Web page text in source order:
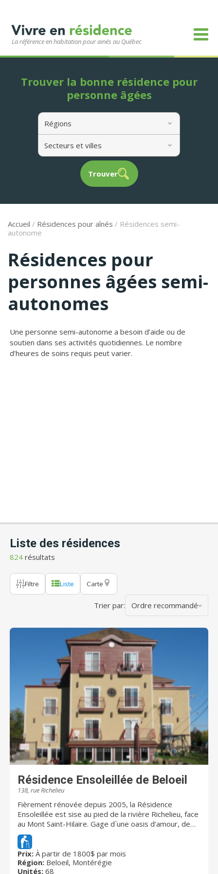
La référence en habitation pour ainés au Québec
Régions
Secteurs et villes
Trouver
Trouver la bonne résidence pour
personne âgées
Accueil / Résidences pour aînés / Résidences semi-
autonome
Résidences pour
personnes âgées semi-
autonomes
Une personne semi-autonome a besoin d’aide ou de
soutien dans ses activités quotidiennes. Le nombre
d’heures de soins requis peut varier.
Liste des résidences
824 résultats
Filtre Liste Carte
Trier par: Ordre recommandé
Résidence Ensoleillée de Beloeil
138, rue Richelieu
Fièrement rénovée depuis 2005, la Résidence
Ensoleillée est sise au pied de la rivière Richelieu, face
au Mont Saint-Hilaire. Gage d`une oasis d’amour, de
paix et de sécurité, la résidence accueille 68
personnes âgées autonomes ou semi-autonomes.
Une unité protégée accueille 11 résidents en toute
sécurité. Cette unité s'adresse aux personnes qui
Prix: À partir de 1800$ par mois
Région: Beloeil, Montérégie
Unités: 68